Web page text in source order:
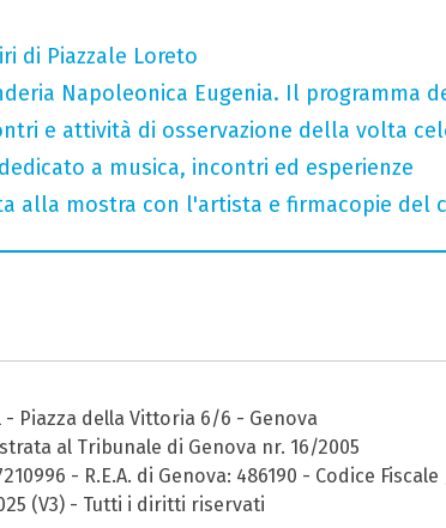
di Piazzale Loreto
Napoleonica Eugenia. Il programma
e attività di osservazione della volta
a musica, incontri ed esperienze
alla mostra con l'artista e firmacopie del
- Piazza della Vittoria 6/6 - Genova
al Tribunale di Genova nr. 16/2005
- R.E.A. di Genova: 486190 - Codice Fiscale
(V3) - Tutti i diritti riservati